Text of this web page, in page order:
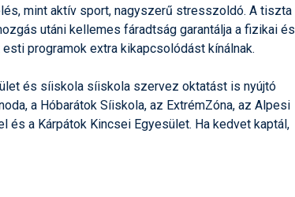
mint aktív sport, nagyszerű stresszoldó. A tiszta
utáni kellemes fáradtság garantálja a fizikai és
programok extra kikapcsolódást kínálnak.
és síiskola síiskola szervez oktatást is nyújtó
a Hóbarátok Síiskola, az ExtrémZóna, az Alpesi
és a Kárpátok Kincsei Egyesület. Ha kedvet kaptál,